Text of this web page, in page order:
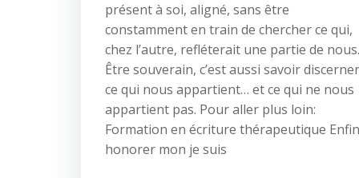
présent à soi, aligné, sans être
constamment en train de chercher ce qui,
chez l’autre, refléterait une partie de nous.
Être souverain, c’est aussi savoir discerner
ce qui nous appartient… et ce qui ne nous
appartient pas. Pour aller plus loin:
Formation en écriture thérapeutique Enfin
honorer mon je suis